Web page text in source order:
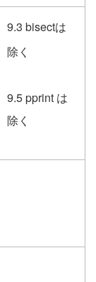
9.3 bisectは
除く
9.5 pprint は
除く